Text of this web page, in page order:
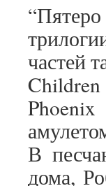
частей
В
дома,